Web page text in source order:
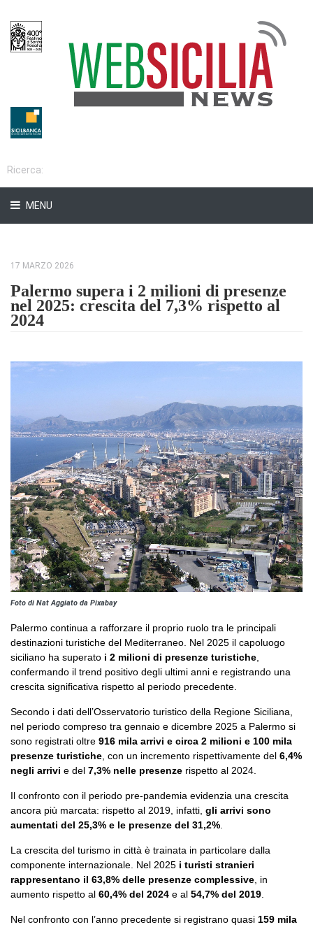
MENU
17 MARZO 2026
Palermo supera i 2 milioni di presenze
nel 2025: crescita del 7,3% rispetto al
2024
Foto di Nat Aggiato da Pixabay
Palermo continua a rafforzare il proprio ruolo tra le principali
destinazioni turistiche del Mediterraneo. Nel 2025 il capoluogo
siciliano ha superato i 2 milioni di presenze turistiche
confermando il trend positivo degli ultimi anni e registrando una
crescita significativa rispetto al periodo precedente.
Secondo i dati dell’Osservatorio turistico della Regione Siciliana,
nel periodo compreso tra gennaio e dicembre 2025 a Palermo si
sono registrati oltre 916 mila arrivi e circa 2 milioni e 100 mila
presenze turistiche , con un incremento rispettivamente del 6,4%
negli arrivi e del 7,3% nelle presenze rispetto al 2024.
Il confronto con il periodo pre-pandemia evidenzia una crescita
ancora più marcata: rispetto al 2019, infatti, gli arrivi sono
aumentati del 25,3% e le presenze del 31,2%
La crescita del turismo in città è trainata in particolare dalla
componente internazionale. Nel 2025 i turisti stranieri
rappresentano il 63,8% delle presenze complessive , in
aumento rispetto al 60,4% del 2024 e al 54,7% del 2019
Nel confronto con l’anno precedente si registrano quasi 159 mila